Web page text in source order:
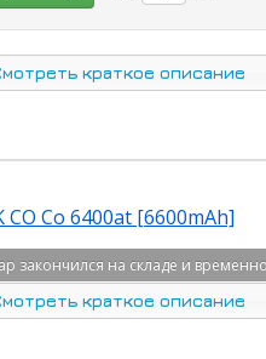
краткое описание
Co 6400at [6600mAh]
закончился на складе и
краткое описание